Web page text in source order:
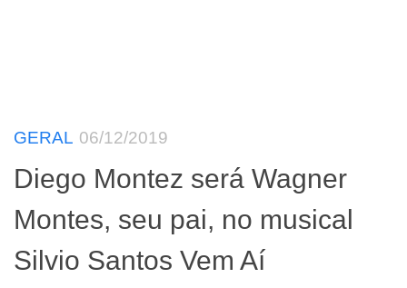
GERAL 06/12/2019
Diego Montez será Wagner
Montes, seu pai, no musical
Silvio Santos Vem Aí